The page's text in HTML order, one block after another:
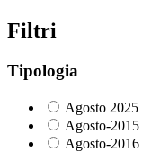
Filtri
Tipologia
Agosto 2025
Agosto-2015
Agosto-2016